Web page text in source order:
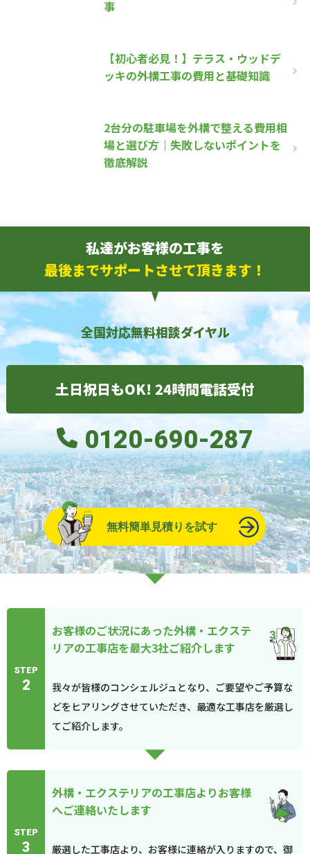
事
【初心者必見！】テラス・ウッドデ
ッキの外構工事の費用と基礎知識
2台分の駐車場を外構で整える費用相
場と選び方｜失敗しないポイントを
徹底解説
私達がお客様の工事を
最後までサポートさせて頂きます！
全国対応無料相談ダイヤル
土日祝日もOK! 24時間電話受付
0120-690-287
無料簡単見積りを試す
STEP
2
お客様のご状況にあった外構・エクステ
リアの工事店を最大3社ご紹介します
我々が皆様のコンシェルジュとなり、ご要望やご予算な
どをヒアリングさせていただき、最適な工事店を厳選し
てご紹介します。
STEP
3
外構・エクステリアの工事店よりお客様
へご連絡いたします
厳選した工事店より、お客様に連絡が入りますので、御